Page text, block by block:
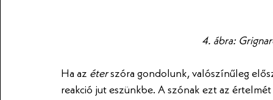
4. ábra:
Ha az éter szóra gondolunk, valószínűleg
reakció jut eszünkbe. A szónak ezt az